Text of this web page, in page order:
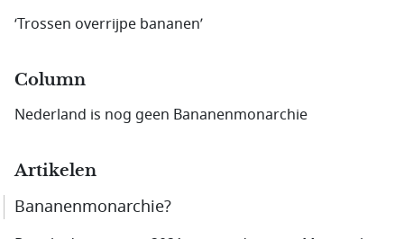
‘Trossen overrijpe bananen’
Column
Nederland is nog geen Bananenmonarchie
Artikelen
Bananenmonarchie?